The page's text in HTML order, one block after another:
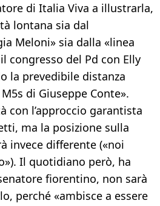
di Italia Viva a illustrarla,
lontana sia dal
Meloni» sia dalla «linea
congresso del Pd con Elly
la prevedibile distanza
di Giuseppe Conte».
con l’approccio garantista
ma la posizione sulla
invece differente («noi
Il quotidiano però, ha
fiorentino, non sarà
perché «ambisce a essere